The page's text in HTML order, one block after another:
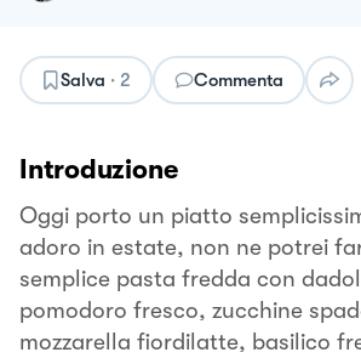
Salva · 2 Commenta
Introduzione
Oggi porto un piatto
adoro in estate, non ne potrei
semplice pasta fredda con
pomodoro fresco, zucchine
mozzarella fiordilatte, basilico